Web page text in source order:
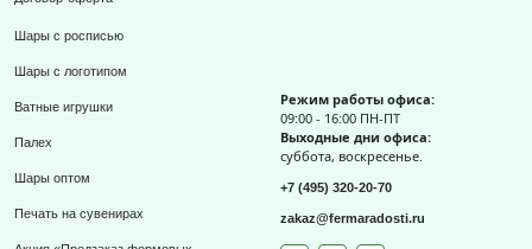
Шары с росписью
Шары с логотипом
Ватные игрушки
Палех
Шары оптом
Печать на сувенирах
Режим работы офиса:
09:00 - 16:00 ПН-ПТ
Выходные дни офиса:
суббота, воскресенье.
+7 (495) 320-20-70
zakaz@fermaradosti.ru